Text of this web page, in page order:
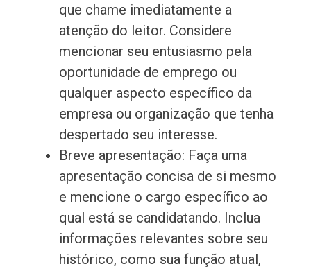
que chame imediatamente a
atenção do leitor. Considere
mencionar seu entusiasmo pela
oportunidade de emprego ou
qualquer aspecto específico da
empresa ou organização que tenha
despertado seu interesse.
Breve apresentação: Faça uma
apresentação concisa de si mesmo
e mencione o cargo específico ao
qual está se candidatando. Inclua
informações relevantes sobre seu
histórico, como sua função atual,